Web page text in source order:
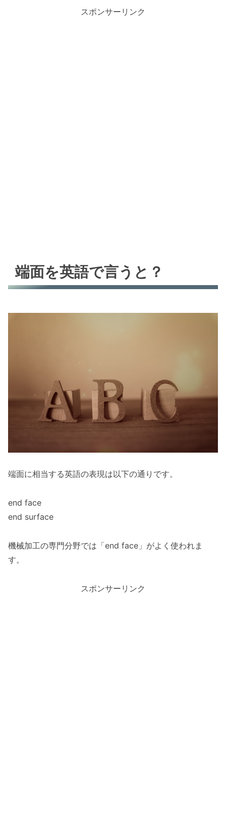
スポンサーリンク
端面を英語で言うと？
端面に相当する英語の表現は以下の通りです。
end face
end surface
機械加工の専門分野では「end face」がよく使われま
す。
スポンサーリンク